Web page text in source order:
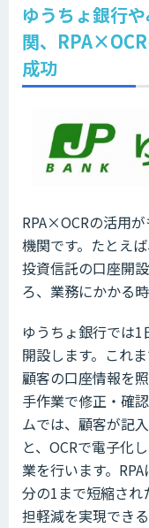
ゆうちょ銀行
関、
成功
RPA×OCRの活用
機関です。たとえ
投資信託の口座開
ろ、業務にかかる
ゆうちょ銀行では
開設します。これ
顧客の口座情報を
手作業で修正・確
ムでは、顧客が記
と、OCRで電子化
業を行います。
分の1まで短縮され
担軽減を実現でき